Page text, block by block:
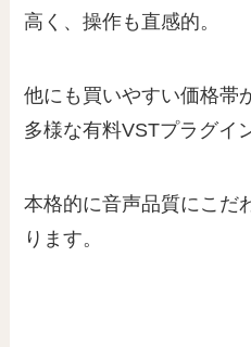
高く、操作も直感的。
他にも買いやすい価格帯
多様な有料VSTプラグイ
本格的に音声品質にこだ
ります。